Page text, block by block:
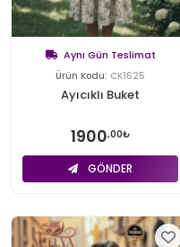
Aynı Gün Teslimat
Ürün Kodu: CK1625
Ayıcıklı Buket
1900,00₺
GÖNDER